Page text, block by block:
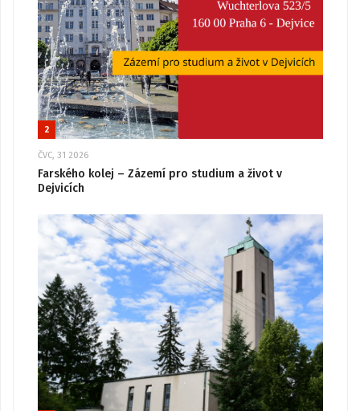
2
ČVC, 31 2026
Farského kolej – Zázemí pro studium a život v
Dejvicích